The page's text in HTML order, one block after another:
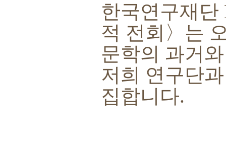
한국연구재단
적 전회 〉 는
문학의 과거
저희 연구단
집합니다.